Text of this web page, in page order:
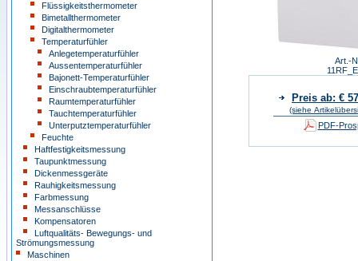
Flüssigkeitsthermometer
Bimetallthermometer
Digitalthermometer
Temperaturfühler
Anlegetemperaturfühler
Aussentemperaturfühler
Bajonett-Temperaturfühler
Einschraubtemperaturfühler
Raumtemperaturfühler
Tauchtemperaturfühler
Unterputztemperaturfühler
Feuchte
Haftfestigkeitsmessung
Taupunktmessung
Dickenmessgeräte
Rauhigkeitsmessung
Farbmessung
Messanschlüsse
Kompensatoren
Luftqualitäts- Bewegungs- und
Strömungsmessung
Maschinen
Art.-
Preis ab: €
(siehe
PDF-